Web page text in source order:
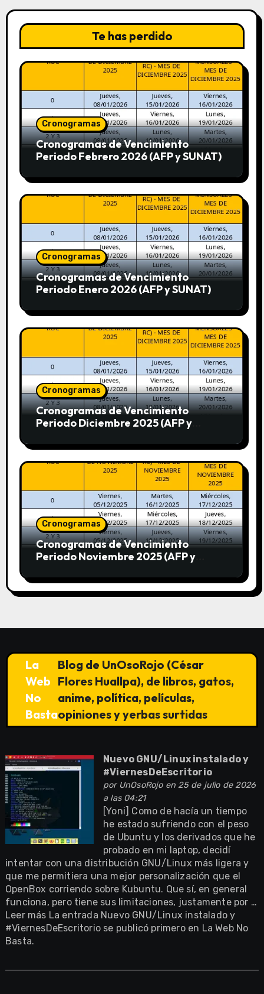
Te has perdido
Cronogramas
Cronogramas de Vencimiento
Periodo Febrero 2026 (AFP y SUNAT)
Cronogramas
Cronogramas de Vencimiento
Periodo Enero 2026 (AFP y SUNAT)
Cronogramas
Cronogramas de Vencimiento
Periodo Diciembre 2025 (AFP y
Cronogramas
Cronogramas de Vencimiento
Periodo Noviembre 2025 (AFP y
La
Web
No
Basta
Blog de UnOsoRojo (César
Flores Huallpa), de libros, gatos,
anime, política, películas,
opiniones y yerbas surtidas
Nuevo GNU/Linux instalado y
#ViernesDeEscritorio
por UnOsoRojoen 25 de julio de 2026
a las 04:21
[Yoni] Como de hacía un tiempo
he estado sufriendo con el peso
de Ubuntu y los derivados que he
probado en mi laptop, decidí
intentar con una distribución GNU/Linux más ligera y
que me permitiera una mejor personalización que el
OpenBox corriendo sobre Kubuntu. Que sí, en general
funciona, pero tiene sus limitaciones, justamente por …
Leer más La entrada Nuevo GNU/Linux instalado y
#ViernesDeEscritorio se publicó primero en La Web No
Basta.